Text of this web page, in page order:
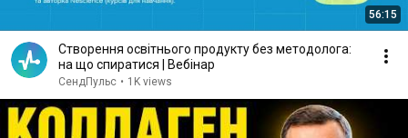
56:15
Створення освітнього продукту без методолога:
на що спиратися | Вебінар
СендПульс • 1K views